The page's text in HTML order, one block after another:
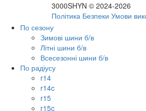
3000SHYN © 2024-2026
Політика Безпеки Умови
По сезону
Зимові шини б/в
Літні шини б/в
Всесезонні шини б/в
По радіусу
r14
r14c
r15
r15c